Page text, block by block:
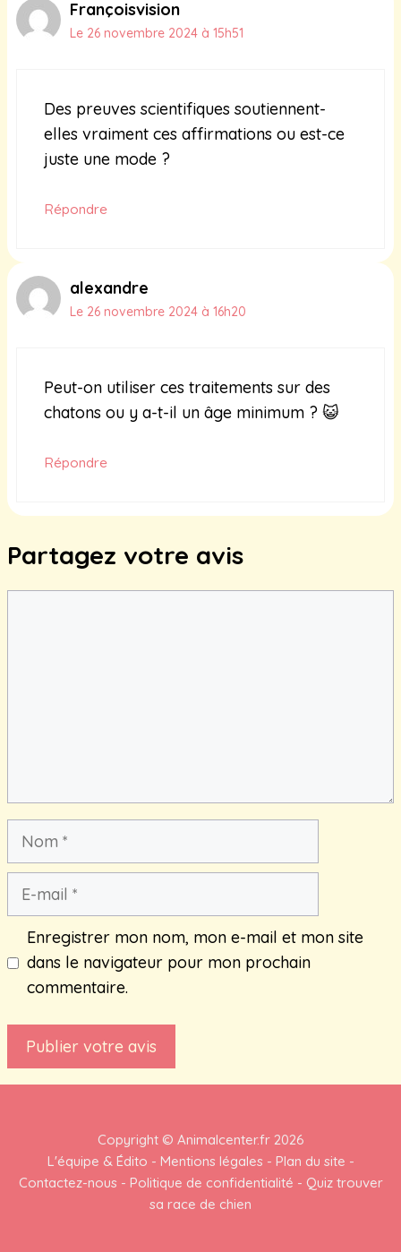
Françoisvision
Le 26 novembre 2024 à 15h51
Des preuves scientifiques soutiennent-
elles vraiment ces affirmations ou est-ce
juste une mode ?
Répondre
alexandre
Le 26 novembre 2024 à 16h20
Peut-on utiliser ces traitements sur des
chatons ou y a-t-il un âge minimum ? 😺
Répondre
Partagez votre avis
Nom
Enregistrer mon nom, mon e-mail et mon site
dans le navigateur pour mon prochain
commentaire.
Copyright © Animalcenter.fr 2026
L'équipe & Édito - Mentions légales - Plan du site -
Contactez-nous - Politique de confidentialité - Quiz trouver
sa race de chien